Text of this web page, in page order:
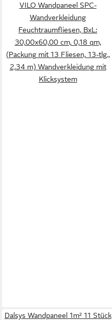
VILO Wandpaneel SPC-
Wandverkleidung
Feuchtraumfliesen, BxL:
30,00x60,00 cm, 0,18 qm,
(Packung mit 13 Fliesen, 13-tlg.,
2,34 m) Wandverkleidung mit
Klicksystem
Dalsys Wandpaneel 1m² 11 Stück